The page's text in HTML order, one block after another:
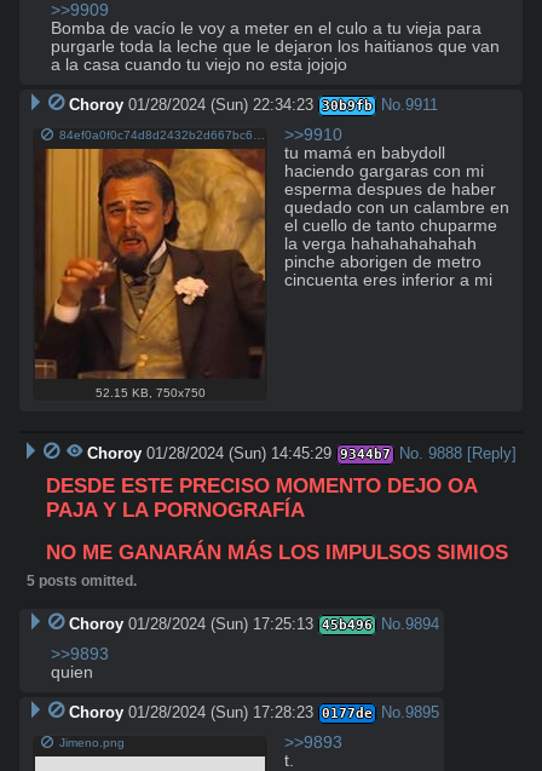
>>9909
Bomba de vacío le voy a meter en el culo a tu vieja para
purgarle toda la leche que le dejaron los haitianos que van
a la casa cuando tu viejo no esta jojojo
Choroy 01/28/2024 (Sun) 22:34:23 30b9fb No.9911
84ef0a0f0c74d8d2432b2d667bc6e19f.jpg
52.15 KB, 750x750
>>9910
tu mamá en babydoll
haciendo gargaras con mi
esperma despues de haber
quedado con un calambre en
el cuello de tanto chuparme
la verga hahahahahahah
pinche aborigen de metro
cincuenta eres inferior a mi
Choroy 01/28/2024 (Sun) 14:45:29 9344b7 No. 9888 [Reply]
DESDE ESTE PRECISO MOMENTO DEJO OA
PAJA Y LA PORNOGRAFÍA
NO ME GANARÁN MÁS LOS IMPULSOS SIMIOS
5 posts omitted.
Choroy 01/28/2024 (Sun) 17:25:13 45b496 No. 9894
>>9893
quien
Choroy 01/28/2024 (Sun) 17:28:23 0177de No. 9895
Jimeno.png
>>9893
t.